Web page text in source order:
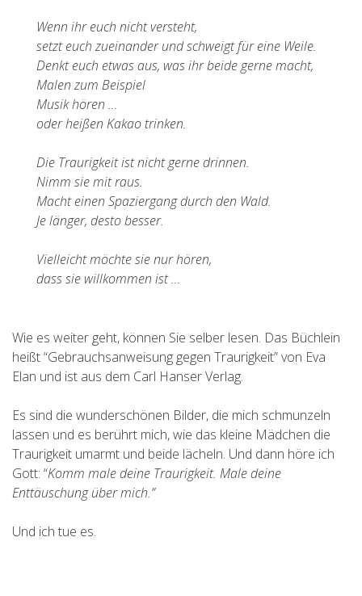
Wenn ihr euch nicht versteht,
setzt euch zueinander und schweigt für eine Weile.
Denkt euch etwas aus, was ihr beide gerne macht,
Malen zum Beispiel
Musik hören …
oder heißen Kakao trinken.
Die Traurigkeit ist nicht gerne drinnen.
Nimm sie mit raus.
Macht einen Spaziergang durch den Wald.
Je länger, desto besser.
Vielleicht möchte sie nur hören,
dass sie willkommen ist …
Wie es weiter geht, können Sie selber lesen. Das Büchlein
heißt “Gebrauchsanweisung gegen Traurigkeit” von Eva
Elan und ist aus dem Carl Hanser Verlag.
Es sind die wunderschönen Bilder, die mich schmunzeln
lassen und es berührt mich, wie das kleine Mädchen die
Traurigkeit umarmt und beide lächeln. Und dann höre ich
Gott: “Komm male deine Traurigkeit. Male deine
Enttäuschung über mich.”
Und ich tue es.